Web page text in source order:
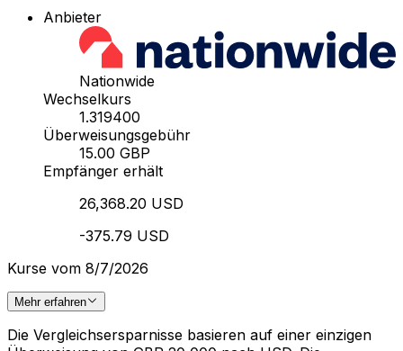
Anbieter
Nationwide
Wechselkurs
1.319400
Überweisungsgebühr
15.00 GBP
Empfänger erhält
26,368.20 USD
-375.79 USD
Kurse vom 8/7/2026
Mehr erfahren
Die Vergleichsersparnisse basieren auf einer einzigen